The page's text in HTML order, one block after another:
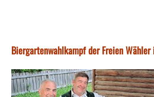
Biergartenwahlkampf der Freien